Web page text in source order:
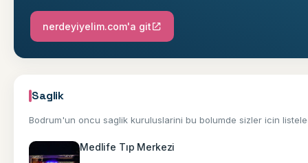
nerdeyiyelim.com'a git
Saglik
Bodrum'un oncu saglik kuruluslarini bu bolumde sizler icin
Medlife Tıp Merkezi